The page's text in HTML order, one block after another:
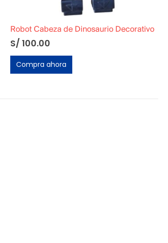
Robot Cabeza de Dinosaurio Decorativo
S/100.00
Compra ahora